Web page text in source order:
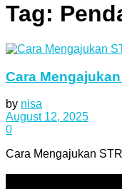
Tag:
Cara
by nisa
August 12, 2025
0
Cara Mengajukan